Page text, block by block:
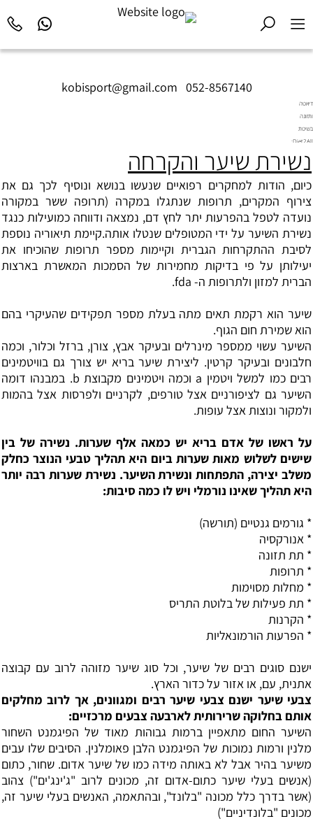
kobisport@gmail.com 052-8567140
דיאטה
ותזונה
בשיטת
Diet2All:
שמאחורי
המושלם.
נשירת שיער והקרחה
כיום, הודות למחקרים רפואיים שנעשו בנושא ונוסיף לכך גם את
צירוף המקרים, תרופות שנתגלו במקרה (תרופה ששר במקורה
נועדה לטפל בהפרעות יתר לחץ דם, נמצאה ודווחה כמועילות כנגד
נשירת השיער על ידי המטופלים שנטלו אותה.קיימת תיאוריה נוספת
לסיבת ההתקרחות הגברית וקיימות מספר תרופות שהוכיחו את
יעילותן על פי בדיקות מחמירות של הסמכות המאשרת בארצות
הברית למזון ולתרופות ה- fda.
שיער הוא רקמת תאים מתה בעלת מספר תפקידים שהעיקרי בהם
הוא שמירת חום הגוף.
השיער עשוי ממספר מינרלים ובעיקר אבץ, צורן, ברזל וכלור, וכמה
חלבונים ובעיקר קרטין. ליצירת שיער בריא יש צורך גם בוויטמינים
רבים כמו למשל ויטמין a וכמה ויטמינים מקבוצת b. במבנהו דומה
השיער גם לציפורניים אצל טורפים, לקרניים ולפרסות אצל בהמות
ולמקור ונוצות אצל עופות.
על ראשו של אדם בריא יש כמאה אלף שערות. נשירה של בין
שישים לשלוש מאות שערות ביום היא תהליך טבעי הנוצר כחלק
משלב יצירה, התפתחות ונשירת השיער. נשירת שערות רבה יותר
היא תהליך שאינו נורמלי ויש לו כמה סיבות:
* גורמים גנטיים (תורשה)
* אנורקסיה
* תת תזונה
* תרופות
* מחלות מסוימות
* תת פעילות של בלוטת התריס
* הקרנות
* הפרעות הורמונאליות
ישנם סוגים רבים של שיער, וכל סוג שיער מזוהה לרוב עם קבוצה
אתנית, עם, או אזור על כדור הארץ.
צבעי שיער ישנם צבעי שיער רבים ומגוונים, אך לרוב מחלקים
אותם בחלוקה שרירותית לארבעה צבעים מרכזיים:
השיער החום מתאפיין ברמות גבוהות מאוד של הפיגמנט השחור
מלנין ורמות נמוכות של הפיגמנט הלבן פאומלנין. הסיבים שלו עבים
משיער בהיר אבל לא באותה מידה כמו של שיער אדום. שחור, כתום
(אנשים בעלי שיער כתום-אדום זה, מכונים לרוב "ג'ינג'ים") צהוב
(אשר בדרך כלל מכונה "בלונד", ובהתאמה, האנשים בעלי שיער זה,
מכונים "בלונדיניים")